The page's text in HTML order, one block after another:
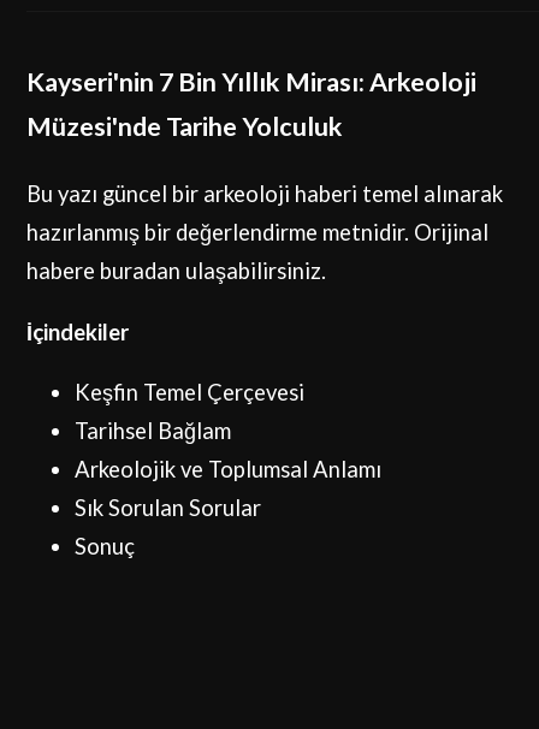
Kayseri'nin 7 Bin Yıllık Mirası: Arkeoloji
Müzesi'nde Tarihe Yolculuk
Bu yazı güncel bir arkeoloji haberi temel alınarak
hazırlanmış bir değerlendirme metnidir. Orijinal
habere buradan ulaşabilirsiniz.
İçindekiler
Keşfin Temel Çerçevesi
Tarihsel Bağlam
Arkeolojik ve Toplumsal Anlamı
Sık Sorulan Sorular
Sonuç